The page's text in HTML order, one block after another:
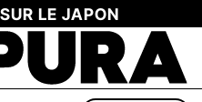
LE JAPON